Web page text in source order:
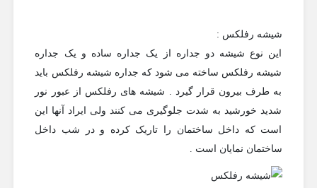
شیشه رفلکس :
این نوع شیشه دو جداره از یک جداره ساده و یک جداره
شیشه رفلکس ساخته می شود که جداره شیشه رفلکس باید
به طرف بیرون قرار گیرد . شیشه های رفلکس از عبور نور
شدید خورشید به شدت جلوگیری می کنند ولی ایراد آنها این
است که داخل ساختمان را تاریک کرده و در شب داخل
ساختمان نمایان است .